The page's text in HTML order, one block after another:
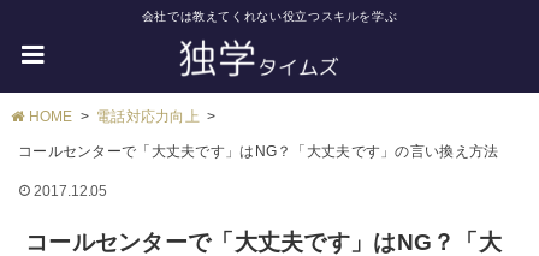
会社では教えてくれない役立つスキルを学ぶ
HOME 電話対応力向上
コールセンターで「大丈夫です」はNG？「大丈夫です」の言い換え方法
2017.12.05
コールセンターで「大丈夫です」はNG？「大